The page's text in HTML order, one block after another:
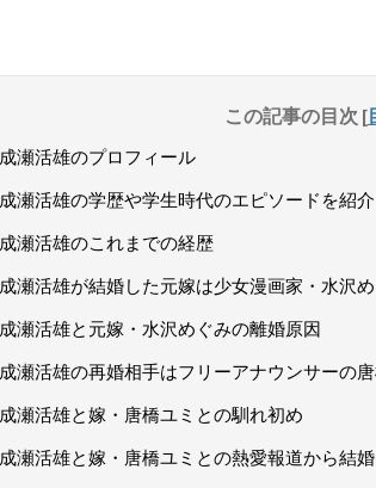
この記事の目次 [
成瀬活雄のプロフィール
成瀬活雄の学歴や学生時代のエピソードを紹介
成瀬活雄のこれまでの経歴
成瀬活雄が結婚した元嫁は少女漫画家・水沢
成瀬活雄と元嫁・水沢めぐみの離婚原因
成瀬活雄の再婚相手はフリーアナウンサーの
成瀬活雄と嫁・唐橋ユミとの馴れ初め
成瀬活雄と嫁・唐橋ユミとの熱愛報道から結